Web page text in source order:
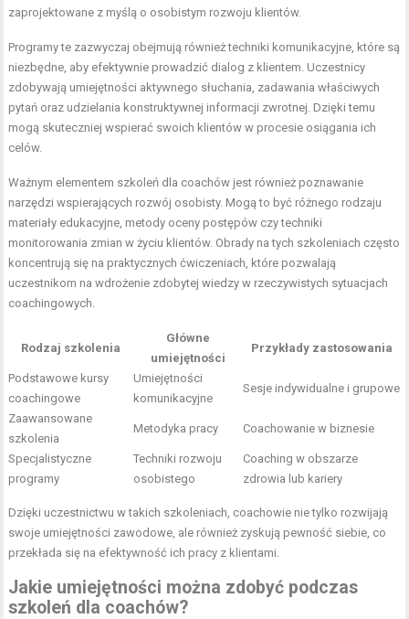
zaprojektowane z myślą o osobistym rozwoju klientów.
Programy te zazwyczaj obejmują również techniki komunikacyjne, które są
niezbędne, aby efektywnie prowadzić dialog z klientem. Uczestnicy
zdobywają umiejętności aktywnego słuchania, zadawania właściwych
pytań oraz udzielania konstruktywnej informacji zwrotnej. Dzięki temu
mogą skuteczniej wspierać swoich klientów w procesie osiągania ich
celów.
Ważnym elementem szkoleń dla coachów jest również poznawanie
narzędzi wspierających rozwój osobisty. Mogą to być różnego rodzaju
materiały edukacyjne, metody oceny postępów czy techniki
monitorowania zmian w życiu klientów. Obrady na tych szkoleniach często
koncentrują się na praktycznych ćwiczeniach, które pozwalają
uczestnikom na wdrożenie zdobytej wiedzy w rzeczywistych sytuacjach
coachingowych.
Rodzaj szkolenia
Główne
umiejętności
Przykłady zastosowania
Podstawowe kursy
coachingowe
Umiejętności
komunikacyjne
Sesje indywidualne i grupowe
Zaawansowane
szkolenia
Metodyka pracy Coachowanie w biznesie
Specjalistyczne
programy
Techniki rozwoju
osobistego
Coaching w obszarze
zdrowia lub kariery
Dzięki uczestnictwu w takich szkoleniach, coachowie nie tylko rozwijają
swoje umiejętności zawodowe, ale również zyskują pewność siebie, co
przekłada się na efektywność ich pracy z klientami.
Jakie umiejętności można zdobyć podczas
szkoleń dla coachów?